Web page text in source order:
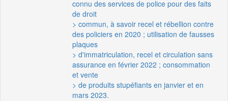
connu des services de police pour des faits
de droit
> commun, à savoir recel et rébellion contre
des policiers en 2020 ; utilisation de fausses
plaques
> d'immatriculation, recel et circulation sans
assurance en février 2022 ; consommation
et vente
> de produits stupéfiants en janvier et en
mars 2023.